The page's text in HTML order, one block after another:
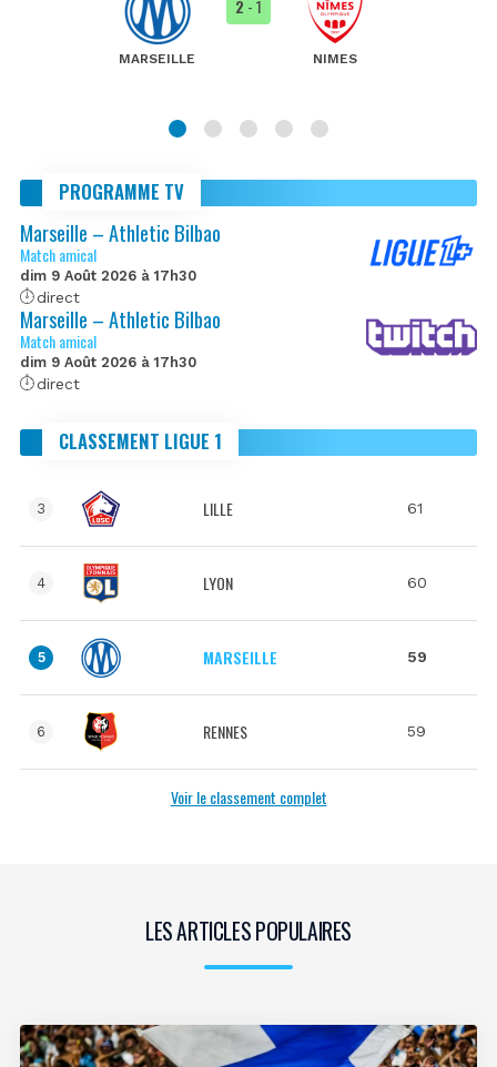
MARSEILLE
2 - 1
NIMES
PROGRAMME TV
Marseille – Athletic Bilbao
Match amical
dim 9 Août 2026 à 17h30
direct
Marseille – Athletic Bilbao
Match amical
dim 9 Août 2026 à 17h30
direct
CLASSEMENT LIGUE 1
3 LILLE 61
4 LYON 60
5 MARSEILLE 59
6 RENNES 59
Voir le classement complet
LES ARTICLES POPULAIRES